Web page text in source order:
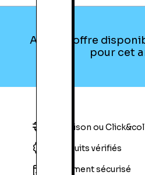
Aucune offre
pour cet
Livraison ou
Produits vérifiés
Paiement sécurisé